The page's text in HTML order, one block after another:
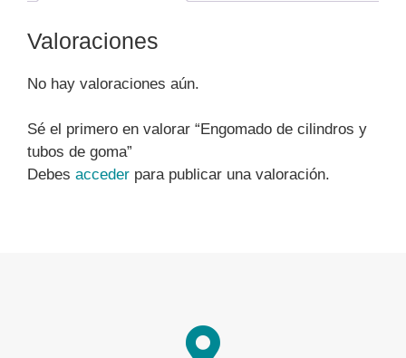
Valoraciones
No hay valoraciones aún.
Sé el primero en valorar “Engomado de cilindros y
tubos de goma”
Debes acceder para publicar una valoración.